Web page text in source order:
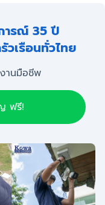
ารณ์ 35 ปี
เรือนทั่วไทย
านมือชีพ
ฟรี!